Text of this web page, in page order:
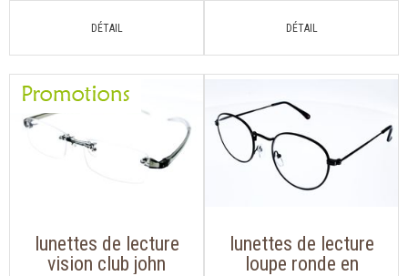
lunettes de lecture
vision club john
lunettes de lecture
loupe ronde en